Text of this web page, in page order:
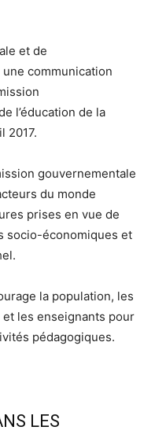
et de
une communication
l’éducation de la
2017.
gouvernementale
du monde
prises en vue de
socio-économiques et
la population, les
les enseignants pour
pédagogiques.
LES